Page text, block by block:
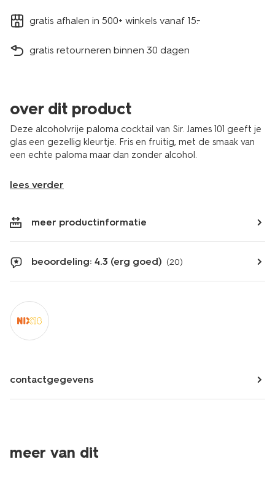
gratis afhalen in 500+ winkels vanaf 15.-
gratis retourneren binnen 30 dagen
over dit product
Deze alcoholvrije paloma cocktail van Sir. James 101 geeft je
glas een gezellig kleurtje. Fris en fruitig, met de smaak van
een echte paloma maar dan zonder alcohol.
lees verder
meer productinformatie
beoordeling: 4.3 (erg goed) (20)
contactgegevens
meer van dit
2 voor 2.99
met je HEMA pas